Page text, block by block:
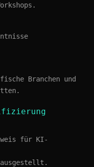
Branchen und
für KI-
ausgestellt.